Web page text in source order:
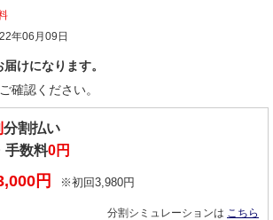
年06月09日
けになります。
確認ください。
分割払い
手数料0円
円 ※初回3,980円
分割シミュレーションは こちら